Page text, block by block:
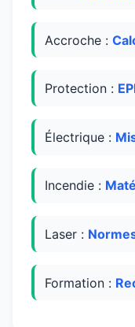
Accroche :
Protection :
Électrique :
Incendie :
Laser :
Formation :